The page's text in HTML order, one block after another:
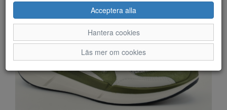
Acceptera alla
Hantera cookies
Läs mer om cookies